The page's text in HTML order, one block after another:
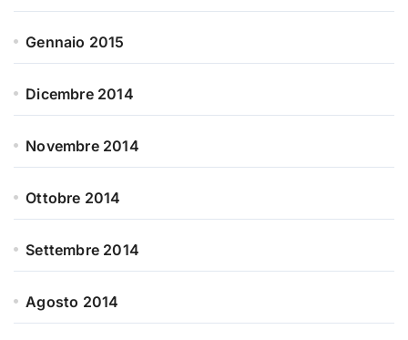
Gennaio 2015
Dicembre 2014
Novembre 2014
Ottobre 2014
Settembre 2014
Agosto 2014